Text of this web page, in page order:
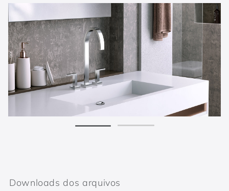
Downloads dos arquivos